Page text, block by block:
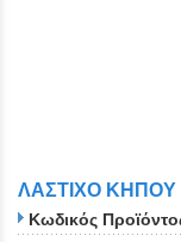
ΛΑΣΤΙΧΟ ΚΗΠΟΥ
Κωδικός